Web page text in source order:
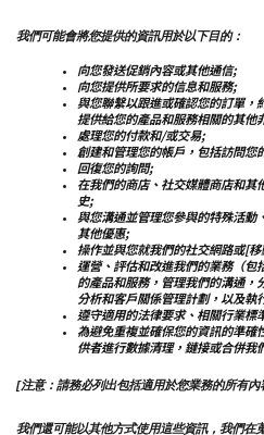
我們可能會將您提供的資訊用於以下目的：
向您發送促銷內容或其他通信;
向您提供所要求的信息和服務;
與您聯繫以跟進或確認您的訂單，
提供給您的產品和服務相關的其他
處理您的付款和/或交易;
創建和管理您的帳戶，包括訪問您
回復您的詢問;
在我們的商店、社交媒體商店和其
史;
與您溝通並管理您參與的特殊活動
其他優惠;
操作並與您就我們的社交網路或[
運營、評估和改進我們的業務（包
的產品和服務，管理我們的溝通，
分析和客戶關係管理計劃，以及
遵守適用的法律要求、相關行業標
為避免重複並確保您的資訊的準確
供者進行數據清理，鏈接或合併我
[注意：請務必列出包括適用於您業務的所有內
我們還可能以其他方式使用這些資訊，我們在